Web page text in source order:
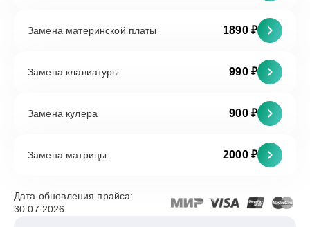
Замена материнской платы 1890 ₽
Замена клавиатуры 990 ₽
Замена кулера 900 ₽
Замена матрицы 2000 ₽
Дата обновления прайса:
30.07.2026